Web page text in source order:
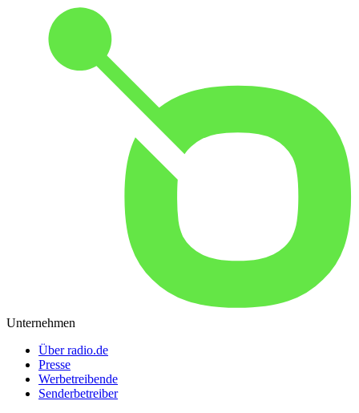
Unternehmen
Über radio.de
Presse
Werbetreibende
Senderbetreiber